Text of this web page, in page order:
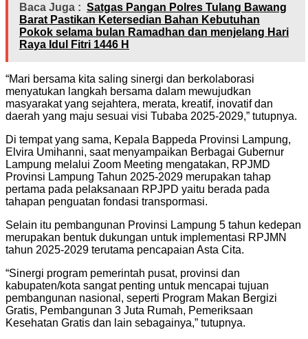
Baca Juga : Satgas Pangan Polres Tulang Bawang
Barat Pastikan Ketersedian Bahan Kebutuhan
Pokok selama bulan Ramadhan dan menjelang Hari
Raya Idul Fitri 1446 H
“Mari bersama kita saling sinergi dan berkolaborasi
menyatukan langkah bersama dalam mewujudkan
masyarakat yang sejahtera, merata, kreatif, inovatif dan
daerah yang maju sesuai visi Tubaba 2025-2029,” tutupnya.
Di tempat yang sama, Kepala Bappeda Provinsi Lampung,
Elvira Umihanni, saat menyampaikan Berbagai Gubernur
Lampung melalui Zoom Meeting mengatakan, RPJMD
Provinsi Lampung Tahun 2025-2029 merupakan tahap
pertama pada pelaksanaan RPJPD yaitu berada pada
tahapan penguatan fondasi transpormasi.
Selain itu pembangunan Provinsi Lampung 5 tahun kedepan
merupakan bentuk dukungan untuk implementasi RPJMN
tahun 2025-2029 terutama pencapaian Asta Cita.
“Sinergi program pemerintah pusat, provinsi dan
kabupaten/kota sangat penting untuk mencapai tujuan
pembangunan nasional, seperti Program Makan Bergizi
Gratis, Pembangunan 3 Juta Rumah, Pemeriksaan
Kesehatan Gratis dan lain sebagainya,” tutupnya.